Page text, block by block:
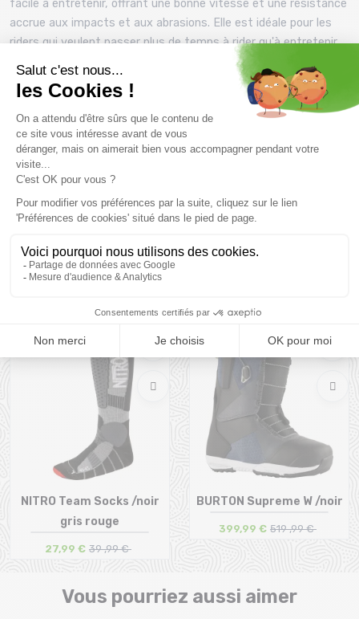
facile à entretenir, offrant une bonne vitesse et une résistance
accrue aux impacts et aux abrasions. Elle est idéale pour les
riders qui veulent passer plus de temps à rider qu'à entretenir
- Bi-Lite Laminates : Les laminés Bi-Lite sont conçus pour
offrir une résistance et une réponse améliorées tout en
maintenant une sensation douce et fluide. Cela contribue à une
flexibilité contrôlée et une durabilité accrue.
Prix et descriptifs sous réserve de disponibilité au magasin
Montaz , La Ravoire. Les tarifs du catalogue sont toutes taxes
30 %
Taille en stock
NITRO Team Socks /noir
gris rouge
27,99 € 39 ,99 €
BURTON Supreme W /noir
399,99 € 519 ,99 €
Vous pourriez aussi aimer